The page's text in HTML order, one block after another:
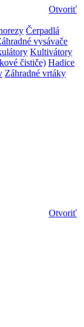
Otvoriť
Čerpadlá
vysávače
Kultivátory
čističe) Hadice
Záhradné vrtáky
Otvoriť